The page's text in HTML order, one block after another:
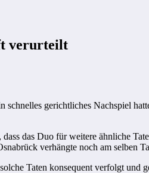
verurteilt
gerichtliches Nachspiel
das Duo für weitere ähnliche
verhängte noch am selben
Taten konsequent verfolgt und